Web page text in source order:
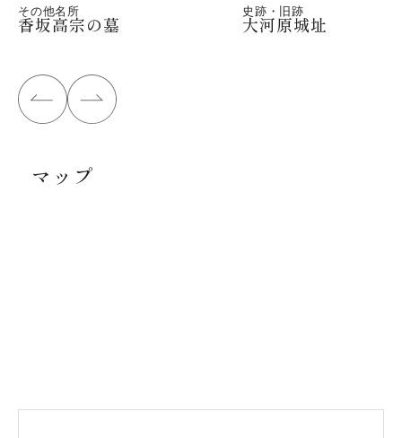
その他名所
香坂高宗の墓
史跡・旧跡
大河原城址
マップ